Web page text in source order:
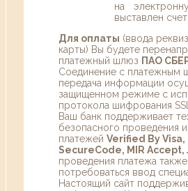
на
выставлен
Для оплаты (ввода
карты) Вы будете
платежный шлюз ПАО
Соединение с платежным
передача информации
защищенном режиме с
протокола шифрования
Ваш банк поддерживает
безопасного проведения
платежей Verified By
SecureCode, MIR Accept,
проведения платежа
потребоваться ввод
Настоящий сайт